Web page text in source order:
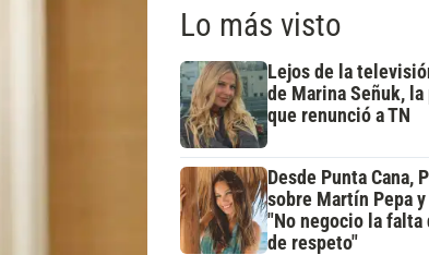
Lo más visto
Lejos de la
de Marina Señuk,
que renunció a TN
Desde Punta Cana,
sobre Martín Pepa
"No negocio la falta
de respeto"